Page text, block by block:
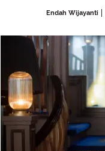
Endah Wijayanti